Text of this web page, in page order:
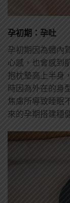
孕初期：孕吐
孕初期因為體內
心感，也會感到
抱枕墊高上半身
時因為外在的身
焦慮所導致睡眠
來的孕期搭建穩